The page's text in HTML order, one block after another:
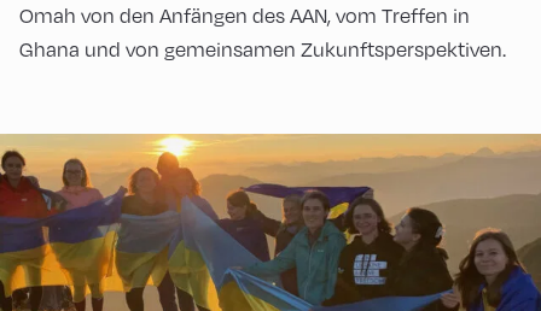
Omah von den Anfängen des AAN, vom Treffen in
Ghana und von gemeinsamen Zukunftsperspektiven.